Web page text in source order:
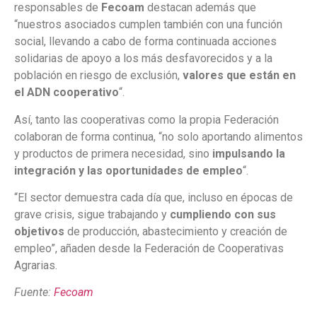
responsables de Fecoam destacan además que
“nuestros asociados cumplen también con una función
social, llevando a cabo de forma continuada acciones
solidarias de apoyo a los más desfavorecidos y a la
población en riesgo de exclusión, valores que están en
el ADN cooperativo“.
Así, tanto las cooperativas como la propia Federación
colaboran de forma continua, “no solo aportando alimentos
y productos de primera necesidad, sino impulsando la
integración y las oportunidades de empleo“.
“El sector demuestra cada día que, incluso en épocas de
grave crisis, sigue trabajando y cumpliendo con sus
objetivos de producción, abastecimiento y creación de
empleo”, añaden desde la Federación de Cooperativas
Agrarias.
Fuente: Fecoam